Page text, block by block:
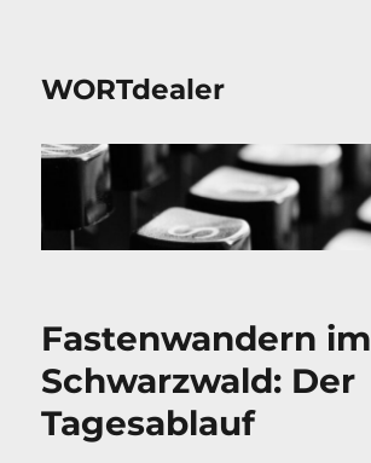
WORTdealer
Fastenwandern im
Schwarzwald: Der
Tagesablauf